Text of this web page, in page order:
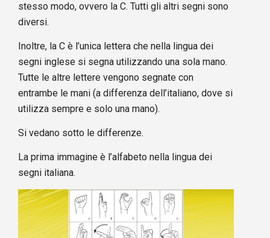
stesso modo, ovvero la C. Tutti gli altri segni sono
diversi.
Inoltre, la C è l’unica lettera che nella lingua dei
segni inglese si segna utilizzando una sola mano.
Tutte le altre lettere vengono segnate con
entrambe le mani (a differenza dell’italiano, dove si
utilizza sempre e solo una mano).
Si vedano sotto le differenze.
La prima immagine è l’alfabeto nella lingua dei
segni italiana.